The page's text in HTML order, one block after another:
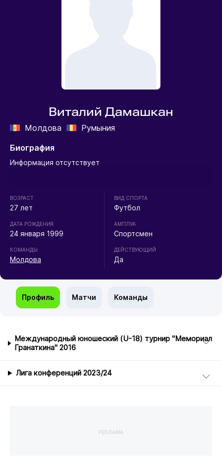
Виталий Дамашкан
Молдова
Румыния
Биография
Информация отсутствует
ВОЗРАСТ
27 лет
ДАТА РОЖДЕНИЯ
24 января 1999
КОМАНДЫ
Молдова
ВИД СПОРТА
Футбол
АМПЛУА
Спортсмен
ДЕЙСТВУЮЩИЙ
Да
Профиль Матчи Команды
Международный юношеский (U-18) турнир "Мемориал
Гранаткина" 2016
Лига конференций 2023/24
РЕКЛАМА